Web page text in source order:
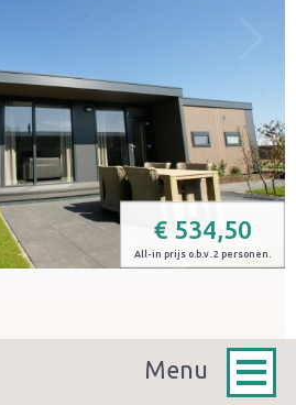
Menu
€ 534,50
All-in prijs o.b.v. 2 personen.